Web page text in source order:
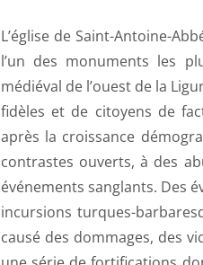
L’église de Saint-Antoine-
l’un des monuments les
médiéval de l’ouest de la
fidèles et de citoyens de
après la croissance
contrastes ouverts, à des
événements sanglants. Des
incursions turques-
causé des dommages, des